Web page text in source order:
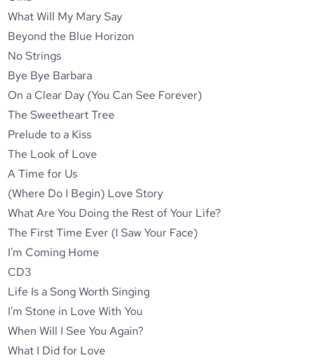
What Will My Mary Say
Beyond the Blue Horizon
No Strings
Bye Bye Barbara
On a Clear Day (You Can See Forever)
The Sweetheart Tree
Prelude to a Kiss
The Look of Love
A Time for Us
(Where Do I Begin) Love Story
What Are You Doing the Rest of Your Life?
The First Time Ever (I Saw Your Face)
I'm Coming Home
CD3
Life Is a Song Worth Singing
I'm Stone in Love With You
When Will I See You Again?
What I Did for Love